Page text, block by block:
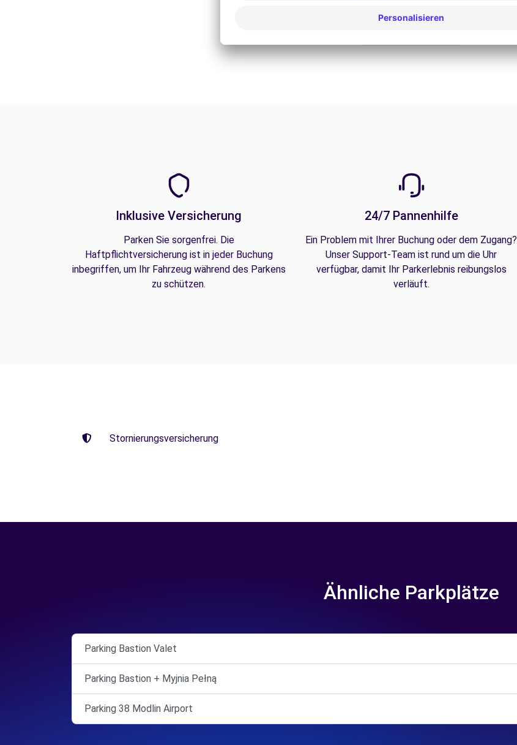
Inklusive Versicherung
Parken Sie sorgenfrei. Die
Haftpflichtversicherung ist in jeder Buchung
inbegriffen, um Ihr Fahrzeug während des Parkens
zu schützen.
24/7 Pannenhilfe
Ein Problem mit Ihrer Buchung oder dem Zugang?
Unser Support-Team ist rund um die Uhr
verfügbar, damit Ihr Parkerlebnis reibungslos
verläuft.
Stornierungsversicherung
Ähnliche Parkplätze
Parking Bastion Valet
Parking Bastion + Myjnia Pełną
Parking 38 Modlin Airport